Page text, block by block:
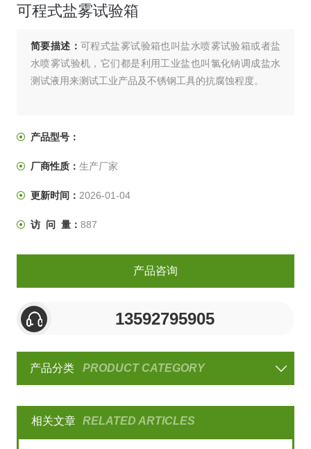
可程式盐雾试验箱
简要描述：可程式盐雾试验箱也叫盐水喷雾试验箱或者盐
水喷雾试验机，它们都是利用工业盐也叫氯化钠调成盐水
测试液用来测试工业产品及不锈钢工具的抗腐蚀程度。
产品型号：
厂商性质： 生产厂家
更新时间： 2026-01-04
访 问 量： 887
产品咨询
13592795905
产品分类 PRODUCT CATEGORY
相关文章 RELATED ARTICLES